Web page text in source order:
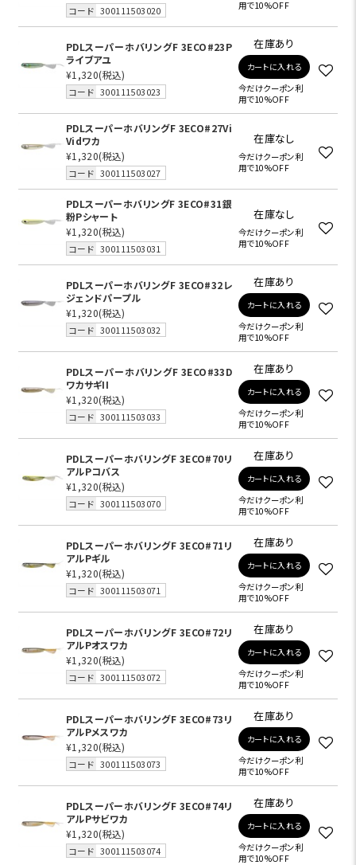
コード 300111503020 用で10%OFF
PDLスーパーホバリングF 3ECO#23P
ライブアユ
¥1,320(税込)
コード 300111503023
在庫あり
カートに入れる
今だけクーポン利
用で10%OFF
PDLスーパーホバリングF 3ECO#27Vi
Vidワカ
¥1,320(税込)
コード 300111503027
在庫なし
今だけクーポン利
用で10%OFF
PDLスーパーホバリングF 3ECO#31銀
粉Pシャート
¥1,320(税込)
コード 300111503031
在庫なし
今だけクーポン利
用で10%OFF
PDLスーパーホバリングF 3ECO#32レ
ジェンドパープル
¥1,320(税込)
コード 300111503032
在庫あり
カートに入れる
今だけクーポン利
用で10%OFF
PDLスーパーホバリングF 3ECO#33D
ワカサギII
¥1,320(税込)
コード 300111503033
在庫あり
カートに入れる
今だけクーポン利
用で10%OFF
PDLスーパーホバリングF 3ECO#70リ
アルPコバス
¥1,320(税込)
コード 300111503070
在庫あり
カートに入れる
今だけクーポン利
用で10%OFF
PDLスーパーホバリングF 3ECO#71リ
アルPギル
¥1,320(税込)
コード 300111503071
在庫あり
カートに入れる
今だけクーポン利
用で10%OFF
PDLスーパーホバリングF 3ECO#72リ
アルPオスワカ
¥1,320(税込)
コード 300111503072
在庫あり
カートに入れる
今だけクーポン利
用で10%OFF
PDLスーパーホバリングF 3ECO#73リ
アルPメスワカ
¥1,320(税込)
コード 300111503073
在庫あり
カートに入れる
今だけクーポン利
用で10%OFF
PDLスーパーホバリングF 3ECO#74リ
アルPサビワカ
¥1,320(税込)
コード 300111503074
在庫あり
カートに入れる
今だけクーポン利
用で10%OFF